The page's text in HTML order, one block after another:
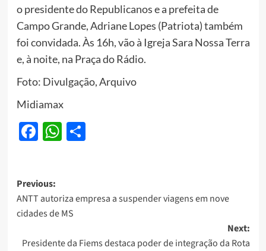
o presidente do Republicanos e a prefeita de
Campo Grande, Adriane Lopes (Patriota) também
foi convidada. Às 16h, vão à Igreja Sara Nossa Terra
e, à noite, na Praça do Rádio.
Foto: Divulgação, Arquivo
Midiamax
Facebook
WhatsApp
Share
Post
navigation
Previous:
ANTT autoriza empresa a suspender viagens em nove
cidades de MS
Next:
Presidente da Fiems destaca poder de integração da Rota